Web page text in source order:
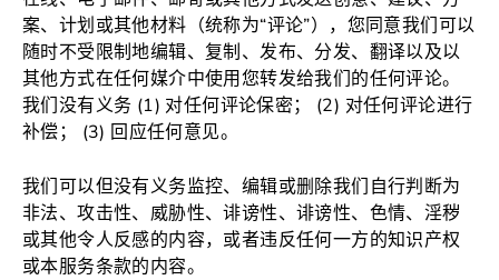
案、计划或其他材料（统称为“评论”），您同意我们可以
随时不受限制地编辑、复制、发布、分发、翻译以及以
其他方式在任何媒介中使用您转发给我们的任何评论。
我们没有义务 (1) 对任何评论保密； (2) 对任何评论进行
补偿； (3) 回应任何意见。
我们可以但没有义务监控、编辑或删除我们自行判断为
非法、攻击性、威胁性、诽谤性、诽谤性、色情、淫秽
或其他令人反感的内容，或者违反任何一方的知识产权
或本服务条款的内容。